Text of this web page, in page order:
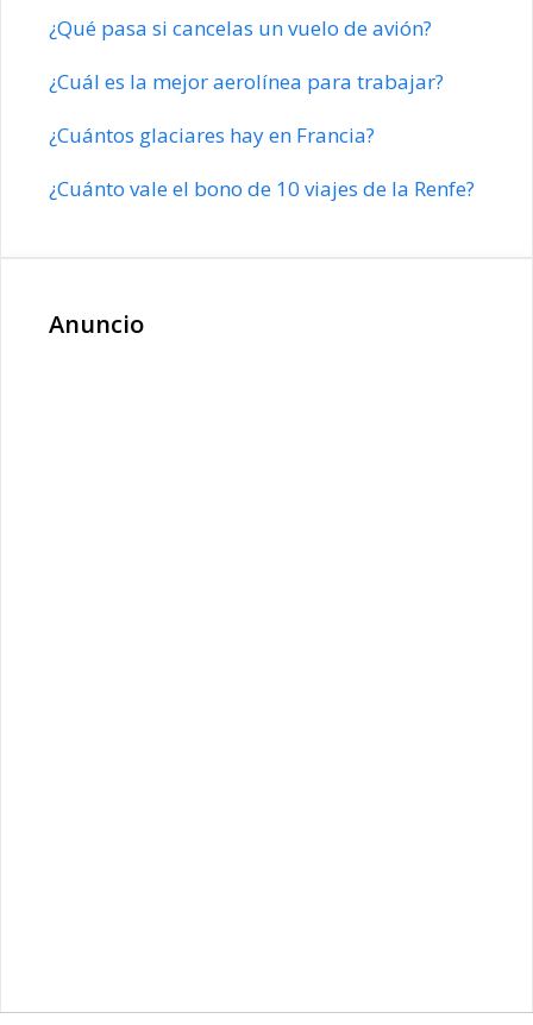
¿Qué pasa si cancelas un vuelo de avión?
¿Cuál es la mejor aerolínea para trabajar?
¿Cuántos glaciares hay en Francia?
¿Cuánto vale el bono de 10 viajes de la Renfe?
Anuncio